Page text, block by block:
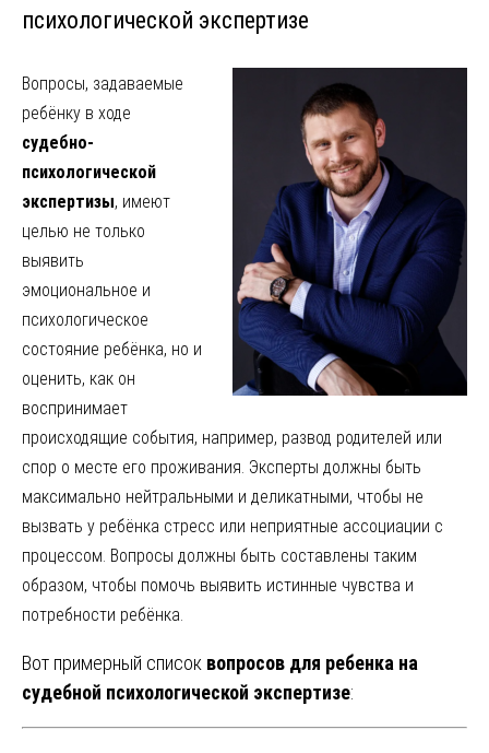
психологической экспертизе
Вопросы, задаваемые
ребёнку в ходе
судебно-
психологической
экспертизы, имеют
целью не только
выявить
эмоциональное и
психологическое
состояние ребёнка, но и
оценить, как он
воспринимает
происходящие события, например, развод родителей или
спор о месте его проживания. Эксперты должны быть
максимально нейтральными и деликатными, чтобы не
вызвать у ребёнка стресс или неприятные ассоциации с
процессом. Вопросы должны быть составлены таким
образом, чтобы помочь выявить истинные чувства и
потребности ребёнка.
Вот примерный список вопросов для ребенка на
судебной психологической экспертизе: